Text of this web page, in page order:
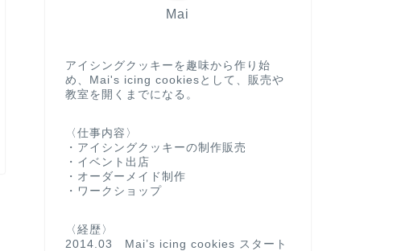
Mai
アイシングクッキーを趣味から作り始
め、Mai's icing cookiesとして、販売や
教室を開くまでになる。
〈仕事内容〉
・アイシングクッキーの制作販売
・イベント出店
・オーダーメイド制作
・ワークショップ
〈経歴〉
2014.03 Mai’s icing cookies スタート